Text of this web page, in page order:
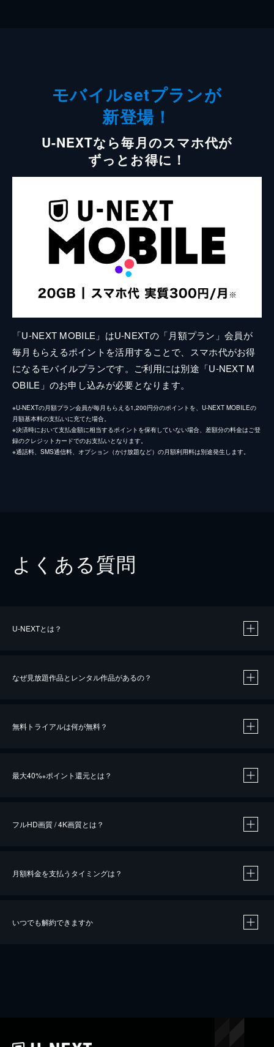
モバイルsetプランが
新登場！
U-NEXTなら毎月のスマホ代が
ずっとお得に！
「U-NEXT MOBILE」はU-NEXTの「月額プラン」会員が
毎月もらえるポイントを活用することで、スマホ代がお得
になるモバイルプランです。ご利用には別途「U-NEXT M
OBILE」のお申し込みが必要となります。
※U-NEXTの月額プラン会員が毎月もらえる1,200円分のポイントを、U-NEXT MOBILEの
月額基本料の支払いに充てた場合。
※決済時において支払金額に相当するポイントを保有していない場合、差額分の料金はご登
録のクレジットカードでのお支払いとなります。
※通話料、SMS通信料、オプション（かけ放題など）の月額利用料は別途発生します。
よくある質問
U-NEXTとは？
なぜ見放題作品とレンタル作品があるの？
無料トライアルは何が無料？
最大40%※ポイント還元とは？
※40％ポイント還元の対象は、クレジットカード決済による作品の購入 / レンタルです。
iOSアプリのUコイン決済による作品の購入 / レンタルは、20％のポイント還元です。
フルHD画質 / 4K画質とは？
月額料金を支払うタイミングは？
いつでも解約できますか